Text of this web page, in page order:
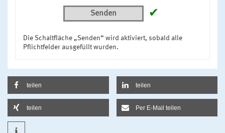
Senden ✔
Die Schaltfläche „Senden“ wird aktiviert, sobald alle
Pflichtfelder ausgefüllt wurden.
teilen teilen
teilen Per E-Mail teilen